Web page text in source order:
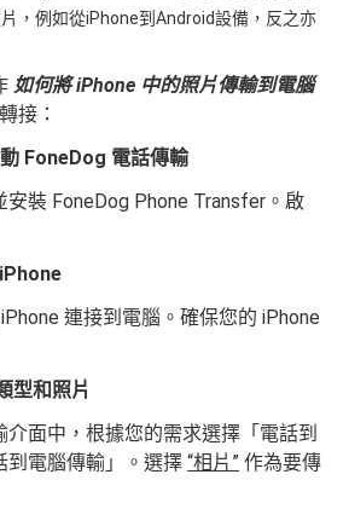
，例如從iPhone到Android設備，反之亦
如何將 iPhone 中的照片傳輸到電腦
接：
FoneDog 電話傳輸
裝 FoneDog Phone Transfer。啟
連接到電腦。確保您的 iPhone
型和照片
介面中，根據您的需求選擇「電話到
到電腦傳輸」。選擇“相片” 作為要傳